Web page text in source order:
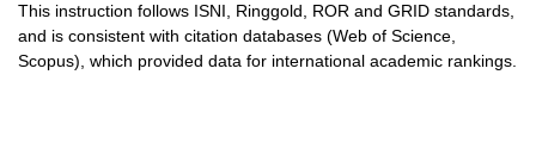
This instruction follows ISNI, Ringgold, ROR and GRID standards,
and is consistent with citation databases (Web of Science,
Scopus), which provided data for international academic rankings.